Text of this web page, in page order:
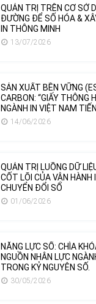
QUẢN TRỊ TRÊN CƠ SỞ
ĐƯỜNG ĐỂ SỐ HÓA &
IN THÔNG MINH
13/07/2026
SẢN XUẤT BỀN VỮNG
CARBON: “GIẤY THÔNG
NGÀNH IN VIỆT NAM
14/06/2026
QUẢN TRỊ LUỒNG DỮ
CỐT LÕI CỦA VẬN HÀNH
CHUYỂN ĐỔI SỐ
01/06/2026
NĂNG LỰC SỐ: CHÌA
NGUỒN NHÂN LỰC
TRONG KỶ NGUYÊN SỐ.
30/05/2026